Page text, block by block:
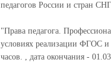
педагогов России и стран
"Права педагога.
условиях реализации ФГОС и
часов. , дата окончания -